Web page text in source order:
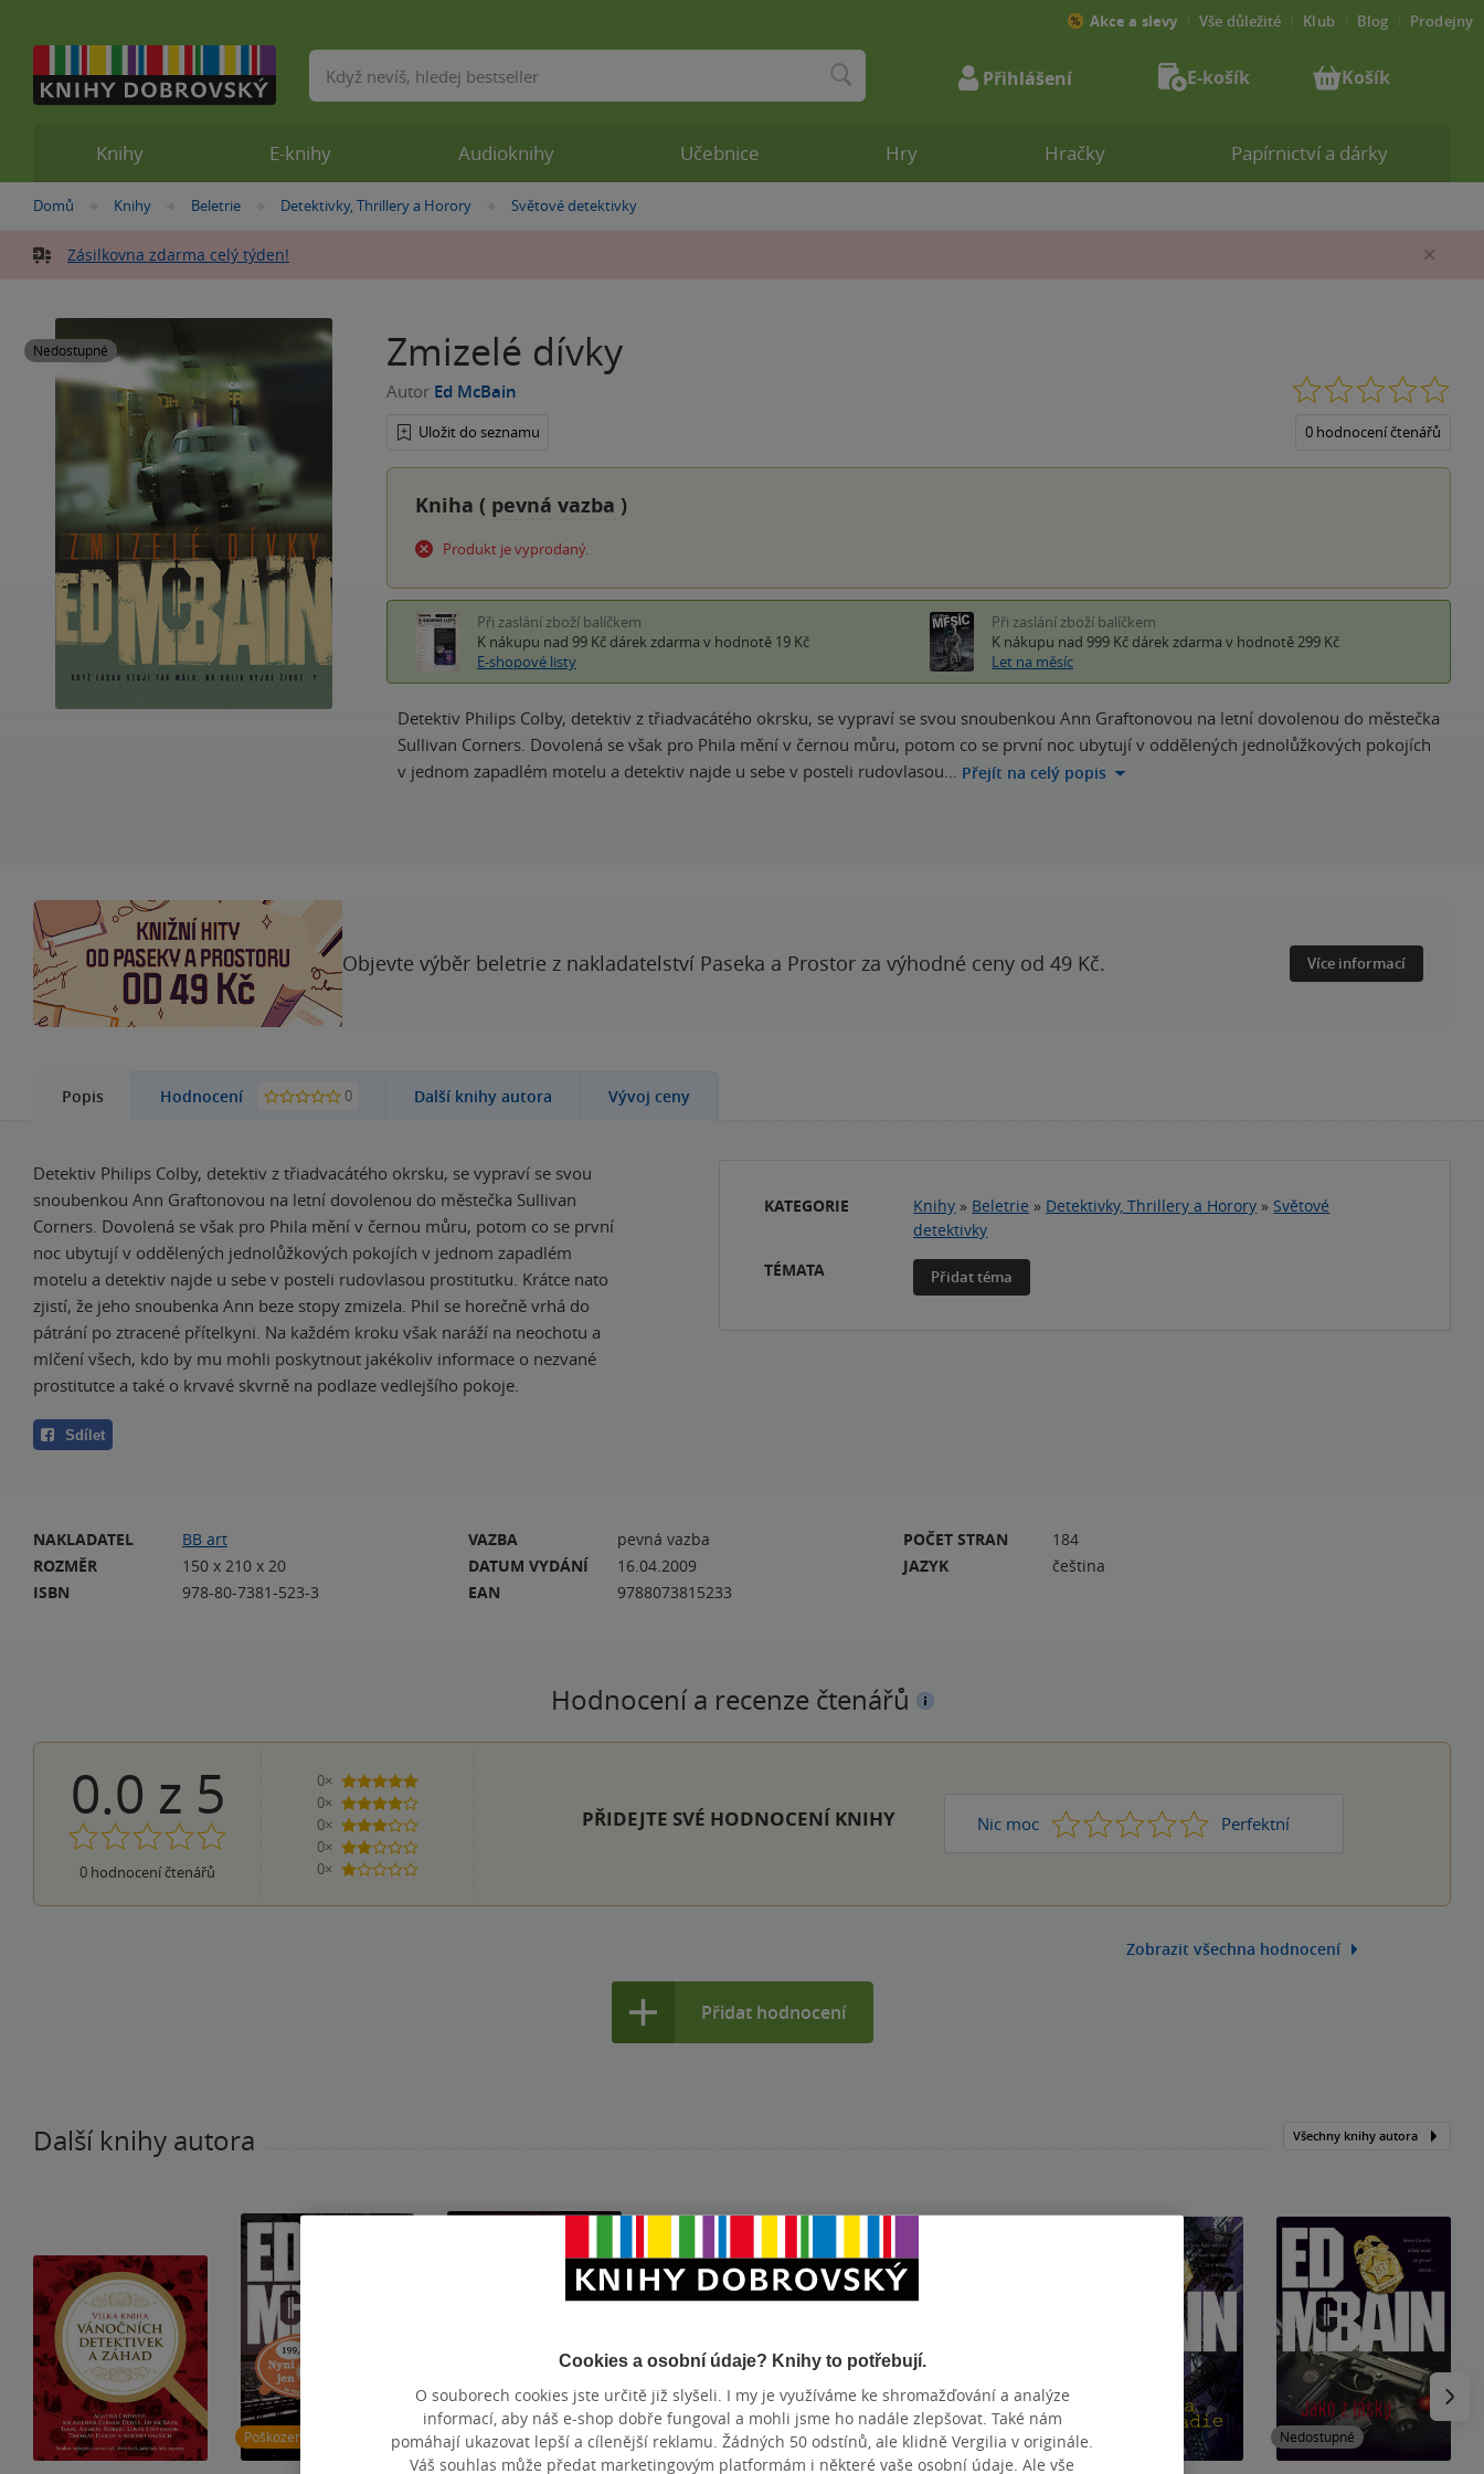
Nacházíte
zde:
Domů »
Knihy »
Beletrie »
Detektivky, Thrillery a Horory »
Světové detektivky
Zásilkovna zdarma celý týden!
Nedostupné Zmizelé dívky
Autor Ed McBain
Uložit do seznamu 0 hodnocení čtenářů
Kniha ( pevná vazba )
Produkt je vyprodaný.
Při zaslání zboží balíčkem
K nákupu nad 99 Kč dárek zdarma v hodnotě 19 Kč
E-shopové listy
Při zaslání zboží balíčkem
K nákupu nad 999 Kč dárek zdarma v hodnotě 299 Kč
Let na měsíc
Detektiv Philips Colby, detektiv z třiadvacátého okrsku, se vypraví se svou snoubenkou Ann Graftonovou na letní dovolenou do městečka
Sullivan Corners. Dovolená se však pro Phila mění v černou můru, potom co se první noc ubytují v oddělených jednolůžkových pokojích
v jednom zapadlém motelu a detektiv najde u sebe v posteli rudovlasou… Přejít na celý popis
Objevte výběr beletrie z nakladatelství Paseka a Prostor za výhodné ceny od 49 Kč. Více informací
Popis Hodnocení 0 Další knihy autora Vývoj ceny
Detektiv Philips Colby, detektiv z třiadvacátého okrsku, se vypraví se svou
snoubenkou Ann Graftonovou na letní dovolenou do městečka Sullivan
Corners. Dovolená se však pro Phila mění v černou můru, potom co se první
noc ubytují v oddělených jednolůžkových pokojích v jednom zapadlém
motelu a detektiv najde u sebe v posteli rudovlasou prostitutku. Krátce nato
zjistí, že jeho snoubenka Ann beze stopy zmizela. Phil se horečně vrhá do
pátrání po ztracené přítelkyni. Na každém kroku však naráží na neochotu a
mlčení všech, kdo by mu mohli poskytnout jakékoliv informace o nezvané
prostitutce a také o krvavé skvrně na podlaze vedlejšího pokoje.
Sdílet
KATEGORIE Knihy » Beletrie » Detektivky, Thrillery a Horory » Světové
detektivky
TÉMATA
Přidat téma
NAKLADATEL
BB art
ROZMĚR
150 x 210 x 20
ISBN
978-80-7381-523-3
VAZBA
pevná vazba
DATUM VYDÁNÍ
16.04.2009
EAN
9788073815233
POČET STRAN
184
JAZYK
čeština
Hodnocení a recenze čtenářů
0.0 z 5
0 hodnocení čtenářů
0×
5 hvězdiček
0×
4 hvězdičky
0×
3 hvězdičky
0×
2 hvězdičky
0×
1 hvezdička
PŘIDEJTE SVÉ HODNOCENÍ KNIHY Nic moc 1 2 3 4 Perfektní
5
Zobrazit všechna hodnocení
Přidat hodnocení
Další knihy autora Všechny knihy autora
Poškozené Poškozené Nedostupné Nedostupné Nedostupné Nedostupné
Knihy E-knihy Audioknihy Učebnice Hry Hračky Papírnictví a dárky
Akce a slevy Vše důležité Klub Blog Prodejny
Vyhledávání Přihlášení E-košík Košík
Cookies a osobní údaje? Knihy to potřebují.
O souborech cookies jste určitě již slyšeli. I my je využíváme ke shromažďování a analýze
informací, aby náš e-shop dobře fungoval a mohli jsme ho nadále zlepšovat. Také nám
pomáhají ukazovat lepší a cílenější reklamu. Žádných 50 odstínů, ale klidně Vergilia v originále.
Váš souhlas může předat marketingovým platformám i některé vaše osobní údaje. Ale vše